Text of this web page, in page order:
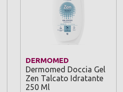
DERMOMED
Dermomed Doccia Gel
Zen Talcato Idratante
250 Ml